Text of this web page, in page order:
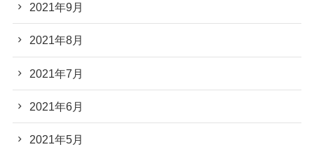
2021年9月
2021年8月
2021年7月
2021年6月
2021年5月